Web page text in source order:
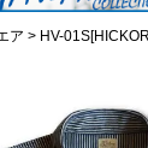
ア HV-